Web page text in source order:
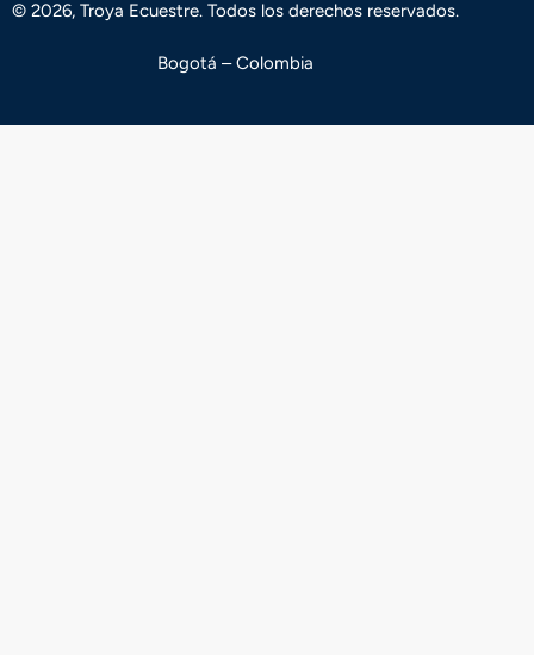
© 2026, Troya Ecuestre. Todos los derechos reservados.
Bogotá – Colombia